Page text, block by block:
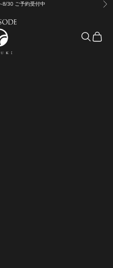
30 ご予約受付中 次
検索カー